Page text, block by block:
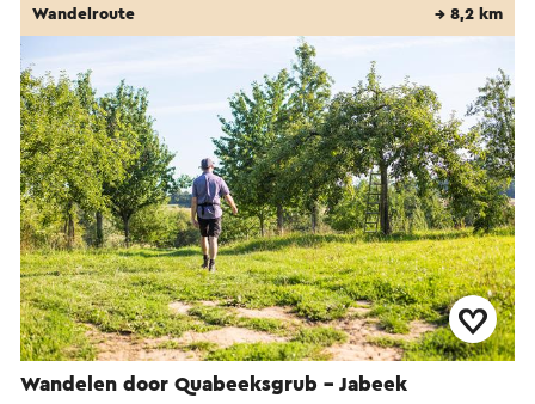
Wandelen door Quabeeksgrub - Jabeek
Wandelroute → 8,2 km